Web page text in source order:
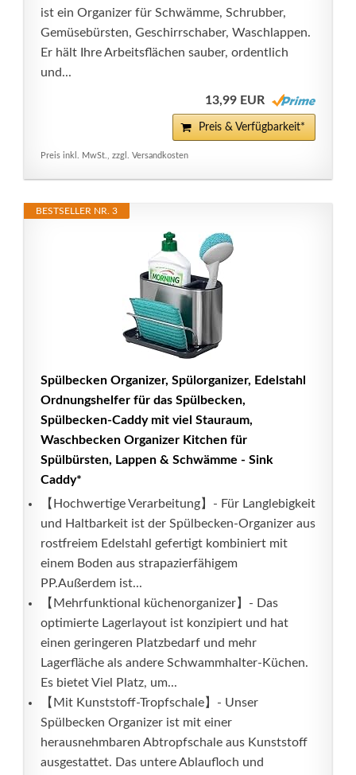
ist ein Organizer für Schwämme, Schrubber,
Gemüsebürsten, Geschirrschaber, Waschlappen.
Er hält Ihre Arbeitsflächen sauber, ordentlich
und...
13,99 EUR
Preis & Verfügbarkeit*
Preis inkl. MwSt., zzgl. Versandkosten
BESTSELLER NR. 3
Spülbecken Organizer, Spülorganizer, Edelstahl
Ordnungshelfer für das Spülbecken,
Spülbecken-Caddy mit viel Stauraum,
Waschbecken Organizer Kitchen für
Spülbürsten, Lappen & Schwämme - Sink
Caddy*
【Hochwertige Verarbeitung】- Für Langlebigkeit
und Haltbarkeit ist der Spülbecken-Organizer aus
rostfreiem Edelstahl gefertigt kombiniert mit
einem Boden aus strapazierfähigem
PP.Außerdem ist...
【Mehrfunktional küchenorganizer】- Das
optimierte Lagerlayout ist konzipiert und hat
einen geringeren Platzbedarf und mehr
Lagerfläche als andere Schwammhalter-Küchen.
Es bietet Viel Platz, um...
【Mit Kunststoff-Tropfschale】- Unser
Spülbecken Organizer ist mit einer
herausnehmbaren Abtropfschale aus Kunststoff
ausgestattet. Das untere Ablaufloch und